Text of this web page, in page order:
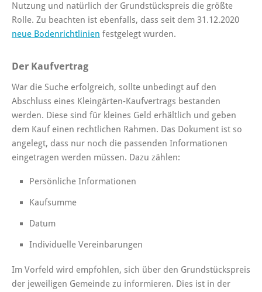
Nutzung und natürlich der Grundstückspreis die größte
Rolle. Zu beachten ist ebenfalls, dass seit dem 31.12.2020
neue Bodenrichtlinien festgelegt wurden.
Der Kaufvertrag
War die Suche erfolgreich, sollte unbedingt auf den
Abschluss eines Kleingärten-Kaufvertrags bestanden
werden. Diese sind für kleines Geld erhältlich und geben
dem Kauf einen rechtlichen Rahmen. Das Dokument ist so
angelegt, dass nur noch die passenden Informationen
eingetragen werden müssen. Dazu zählen:
Persönliche Informationen
Kaufsumme
Datum
Individuelle Vereinbarungen
Im Vorfeld wird empfohlen, sich über den Grundstückspreis
der jeweiligen Gemeinde zu informieren. Dies ist in der